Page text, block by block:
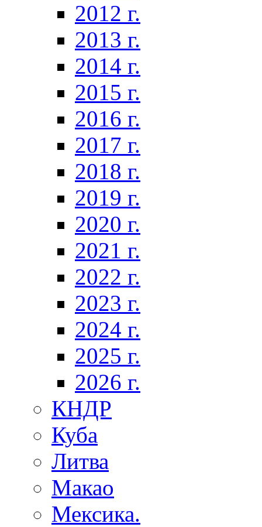
2012 г.
2013 г.
2014 г.
2015 г.
2016 г.
2017 г.
2018 г.
2019 г.
2020 г.
2021 г.
2022 г.
2023 г.
2024 г.
2025 г.
2026 г.
КНДР
Куба
Литва
Макао
Мексика.